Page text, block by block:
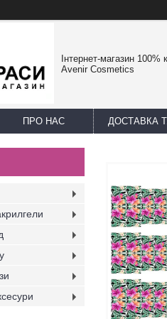
Інтернет-магазин
Avenir Cosmetics
ПРО НАС ДОСТАВКА